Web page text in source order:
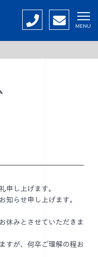
MENU
申し上げます。
知らせ申し上げます。
休みとさせていただきま
すが、何卒ご理解の程お